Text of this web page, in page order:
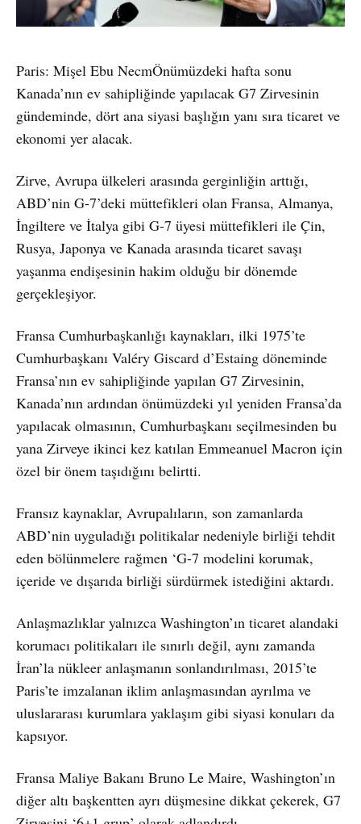
Paris: Mişel Ebu NecmÖnümüzdeki hafta sonu
Kanada’nın ev sahipliğinde yapılacak G7 Zirvesinin
gündeminde, dört ana siyasi başlığın yanı sıra ticaret ve
ekonomi yer alacak.
Zirve, Avrupa ülkeleri arasında gerginliğin arttığı,
ABD’nin G-7’deki müttefikleri olan Fransa, Almanya,
İngiltere ve İtalya gibi G-7 üyesi müttefikleri ile Çin,
Rusya, Japonya ve Kanada arasında ticaret savaşı
yaşanma endişesinin hakim olduğu bir dönemde
gerçekleşiyor.
Fransa Cumhurbaşkanlığı kaynakları, ilki 1975’te
Cumhurbaşkanı Valéry Giscard d’Estaing döneminde
Fransa’nın ev sahipliğinde yapılan G7 Zirvesinin,
Kanada’nın ardından önümüzdeki yıl yeniden Fransa’da
yapılacak olmasının, Cumhurbaşkanı seçilmesinden bu
yana Zirveye ikinci kez katılan Emmeanuel Macron için
özel bir önem taşıdığını belirtti.
Fransız kaynaklar, Avrupalıların, son zamanlarda
ABD’nin uyguladığı politikalar nedeniyle birliği tehdit
eden bölünmelere rağmen ‘G-7 modelini korumak,
içeride ve dışarıda birliği sürdürmek istediğini aktardı.
Anlaşmazlıklar yalnızca Washington’ın ticaret alandaki
korumacı politikaları ile sınırlı değil, aynı zamanda
İran’la nükleer anlaşmanın sonlandırılması, 2015’te
Paris’te imzalanan iklim anlaşmasından ayrılma ve
uluslararası kurumlara yaklaşım gibi siyasi konuları da
kapsıyor.
Fransa Maliye Bakanı Bruno Le Maire, Washington’ın
diğer altı başkentten ayrı düşmesine dikkat çekerek, G7